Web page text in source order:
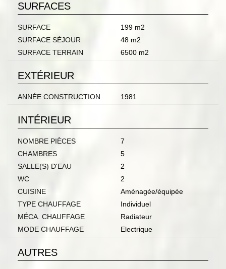
SURFACES
SURFACE
199 m2
SURFACE SÉJOUR
48 m2
SURFACE TERRAIN
6500 m2
EXTÉRIEUR
ANNÉE CONSTRUCTION 1981
INTÉRIEUR
NOMBRE PIÈCES
7
CHAMBRES
5
SALLE(S) D'EAU
2
WC
2
CUISINE
Aménagée/équipée
TYPE CHAUFFAGE
Individuel
MÉCA. CHAUFFAGE
Radiateur
MODE CHAUFFAGE
Electrique
AUTRES